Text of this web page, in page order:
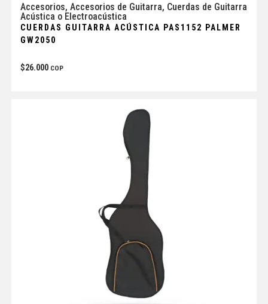
Accesorios, Accesorios de Guitarra, Cuerdas de Guitarra
Acústica o Electroacústica
CUERDAS GUITARRA ACÚSTICA PAS1152 PALMER
GW2050
$26.000 COP